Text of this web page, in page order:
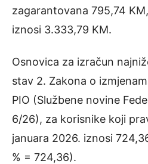
zagarantovana 795,74
iznosi 3.333,79 KM.
Osnovica za izračun
stav 2. Zakona o
PIO (Službene novine
6/26), za korisnike koji
januara 2026. iznosi
% = 724,36).